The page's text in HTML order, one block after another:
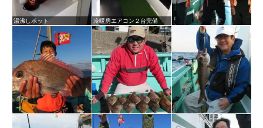
湯沸しポット 冷暖房エアコン２台完備